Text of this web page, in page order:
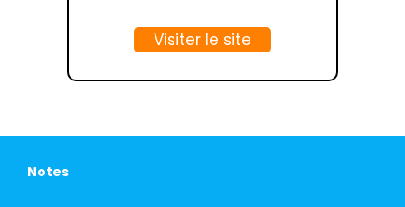
Visiter le site
Notes